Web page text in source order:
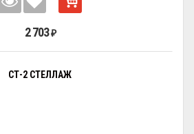
2 703 ₽
СТ-2 СТЕЛЛАЖ